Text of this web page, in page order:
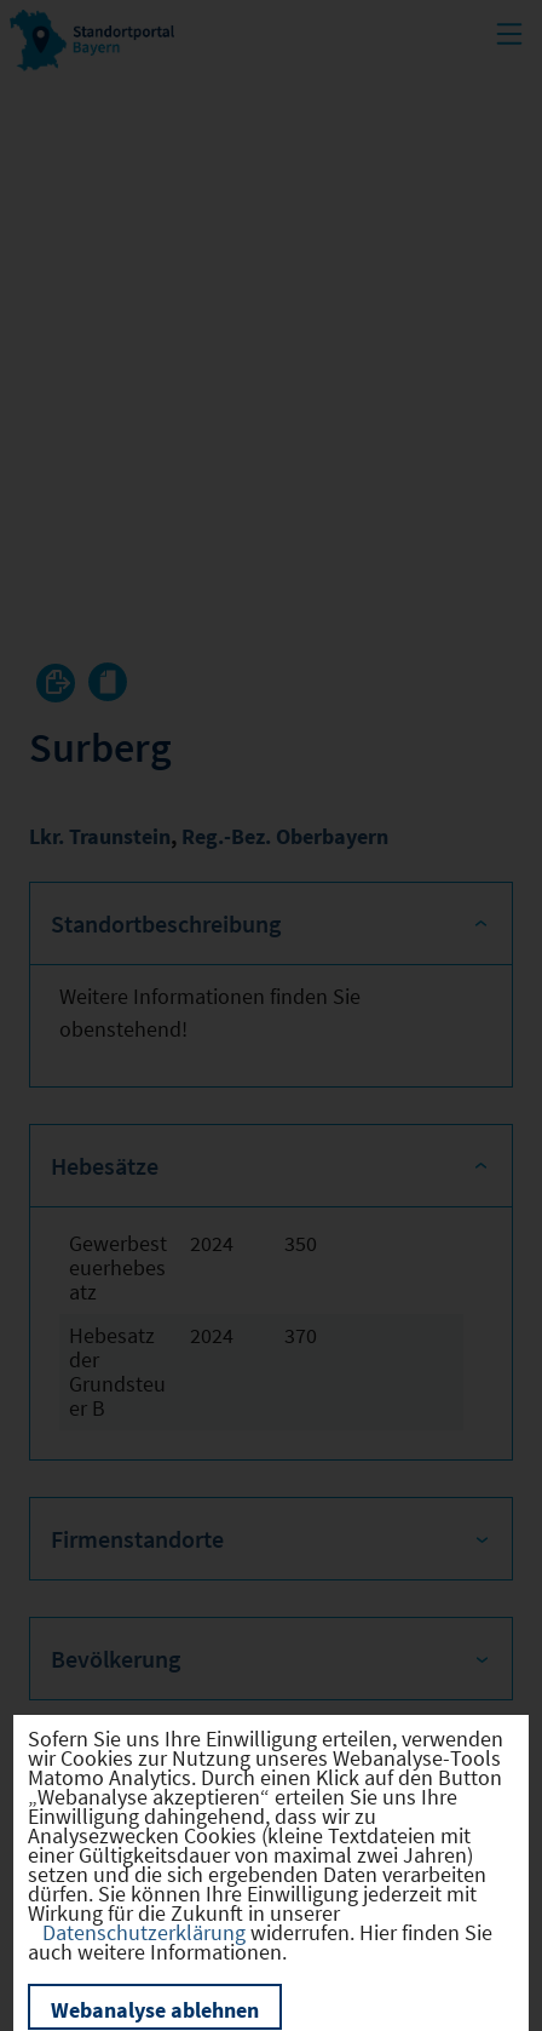
Surberg
Lkr. Traunstein, Reg.-Bez. Oberbayern
Standortbeschreibung
Weitere Informationen finden Sie
obenstehend!
Hebesätze
Gewerbest
euerhebes
atz
2024 350
Hebesatz
der
Grundsteu
er B
2024 370
Firmenstandorte
Bevölkerung
Sozialvers. Beschäftigte
Verkehrsinfrastruktur
Kommunale Infrastruktur
Sofern Sie uns Ihre Einwilligung erteilen, verwenden
wir Cookies zur Nutzung unseres Webanalyse-Tools
Matomo Analytics. Durch einen Klick auf den Button
„Webanalyse akzeptieren“ erteilen Sie uns Ihre
Einwilligung dahingehend, dass wir zu
Analysezwecken Cookies (kleine Textdateien mit
einer Gültigkeitsdauer von maximal zwei Jahren)
setzen und die sich ergebenden Daten verarbeiten
dürfen. Sie können Ihre Einwilligung jederzeit mit
Wirkung für die Zukunft in unserer
Datenschutzerklärungwiderrufen. Hier finden Sie
auch weitere Informationen.
Webanalyse ablehnen